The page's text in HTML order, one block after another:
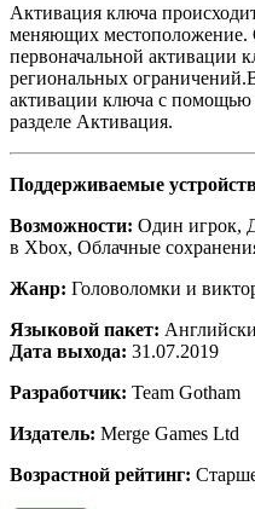
Активация ключа
меняющих
первоначальной активации
региональных
активации ключа с помощью
разделе Активация.
Поддерживаемые
Возможности: Один игрок,
в Xbox, Облачные
Жанр: Головоломки и
Языковой пакет:
Дата выхода: 31.07.2019
Разработчик: Team Gotham
Издатель: Merge Games Ltd
Возрастной рейтинг: